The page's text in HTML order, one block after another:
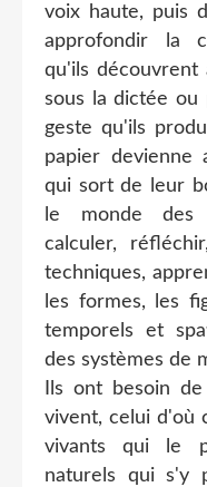
voix haute, puis
approfondir la
qu'ils découvrent
sous la dictée ou
geste qu'ils
papier devienne
qui sort de leur
le monde des
calculer,
techniques,
les formes, les
temporels et
des systèmes de
Ils ont besoin
vivent, celui d'où
vivants qui le
naturels qui s'y